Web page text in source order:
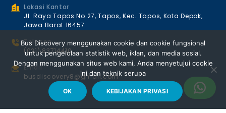
Lokasi Kantor
Jl. Raya Tapos No.27, Tapos, Kec. Tapos, Kota Depok,
Jawa Barat 16457
Telepon
(021) 83714410
Email
busdiscovery8@gmail.com
Bus Discovery menggunakan cookie dan cookie fungsional
untuk pengelolaan statistik web, iklan, dan media sosial.
Dengan menggunakan situs web kami, Anda menyetujui cookie
ini dan teknik serupa
OK KEBIJAKAN PRIVASI